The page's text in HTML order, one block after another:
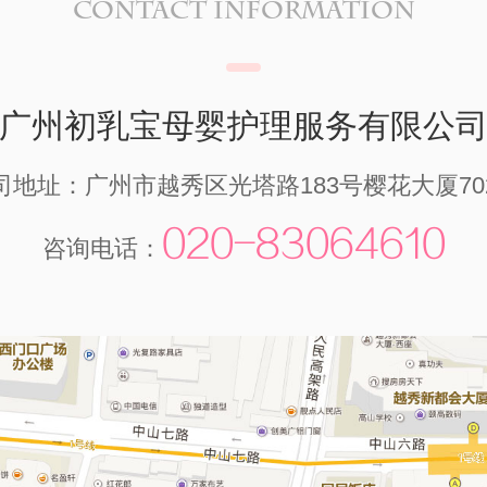
CONTACT INFORMATION
广州初乳宝母婴护理服务有限公司
地址：广州市越秀区光塔路183号樱花大厦
咨询电话： 020-83064610